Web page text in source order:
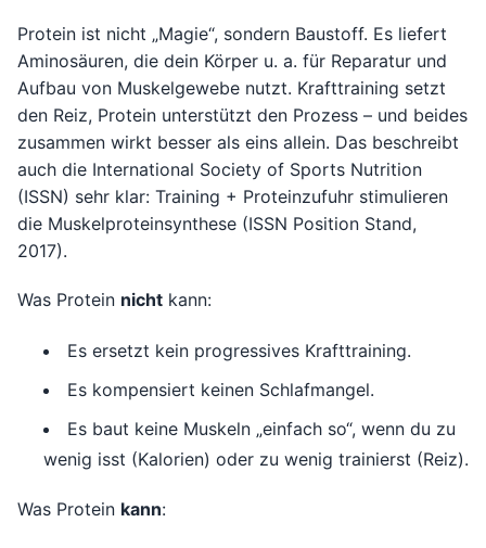
Protein ist nicht „Magie“, sondern Baustoff. Es liefert
Aminosäuren, die dein Körper u. a. für Reparatur und
Aufbau von Muskelgewebe nutzt. Krafttraining setzt
den Reiz, Protein unterstützt den Prozess – und beides
zusammen wirkt besser als eins allein. Das beschreibt
auch die International Society of Sports Nutrition
(ISSN) sehr klar: Training + Proteinzufuhr stimulieren
die Muskelproteinsynthese (ISSN Position Stand,
2017).
Was Protein nicht kann:
Es ersetzt kein progressives Krafttraining.
Es kompensiert keinen Schlafmangel.
Es baut keine Muskeln „einfach so“, wenn du zu
wenig isst (Kalorien) oder zu wenig trainierst (Reiz).
Was Protein kann: